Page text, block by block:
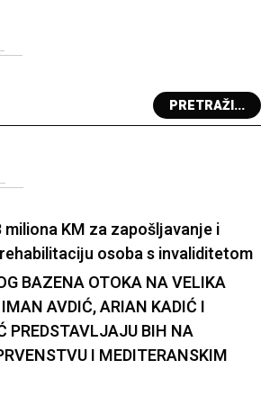
PRETRAŽI...
miliona KM za zapošljavanje i
osoba s invaliditetom
BAZENA OTOKA NA VELIKA
AVDIĆ, ARIAN KADIĆ I
PREDSTAVLJAJU BIH NA
I MEDITERANSKIM